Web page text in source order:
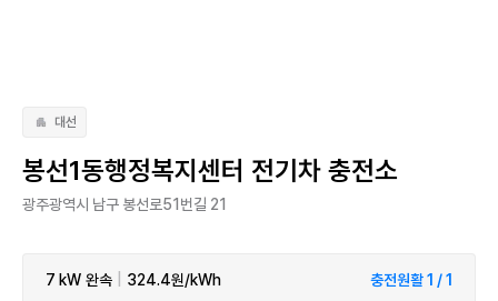
대선
봉선1동행정복지센터 전기차 충전소
광주광역시 남구 봉선로51번길 21
7 kW 완속 324.4원/kWh 충전원활 1 / 1